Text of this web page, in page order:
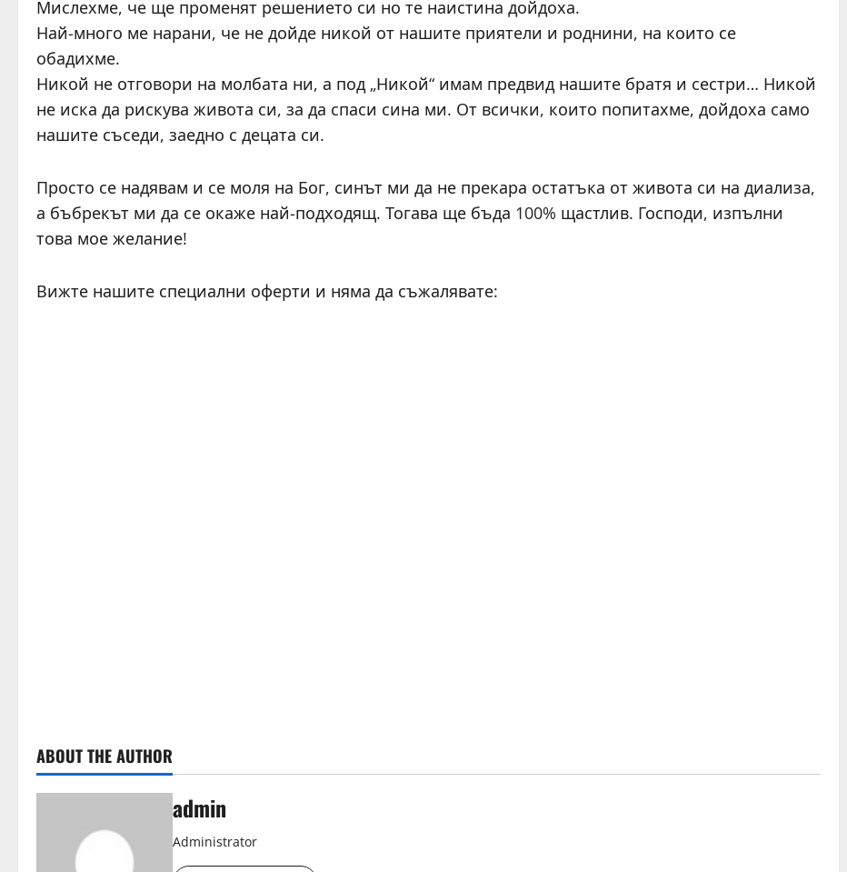
Мислехме, че ще променят решението си но те наистина дойдоха.
Най-много ме нарани, че не дойде никой от нашите приятели и роднини, на които се
обадихме.
Никой не отговори на молбата ни, а под „Никой“ имам предвид нашите братя и сестри… Никой
не иска да рискува живота си, за да спаси сина ми. От всички, които попитахме, дойдоха само
нашите съседи, заедно с децата си.
Просто се надявам и се моля на Бог, синът ми да не прекара остатъка от живота си на диализа,
а бъбрекът ми да се окаже най-подходящ. Тогава ще бъда 100% щастлив. Господи, изпълни
това мое желание!
Вижте нашите специални оферти и няма да съжалявате:
ABOUT THE AUTHOR
admin
Administrator